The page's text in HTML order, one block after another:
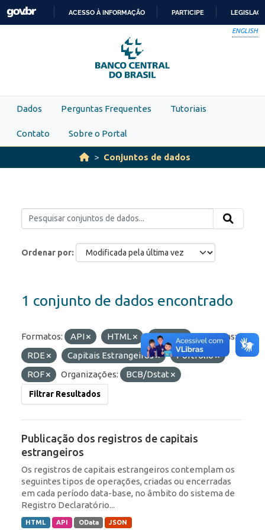
Skip to main content
PARA
O
CONTEÚDO
ACESSO À INFORMAÇÃO PARTICIPE
ENGLISH
Dados Perguntas Frequentes Tutoriais
Contato Sobre o Portal
Conjuntos de dados
Ordenar por
1 conjunto de dados encontrado
Formatos: API HTML OData
Etiquetas:
RDE
Capitais Estrangeiros
Portfólio
ROF
Organizações: BCB/Dstat
Filtrar Resultados
Publicação dos registros de capitais
estrangeiros
Os registros de capitais estrangeiros contemplam os
seguintes tipos de operações, criadas ou encerradas
em cada período data-base, no âmbito do sistema de
Registro Declaratório...
HTML API OData JSON